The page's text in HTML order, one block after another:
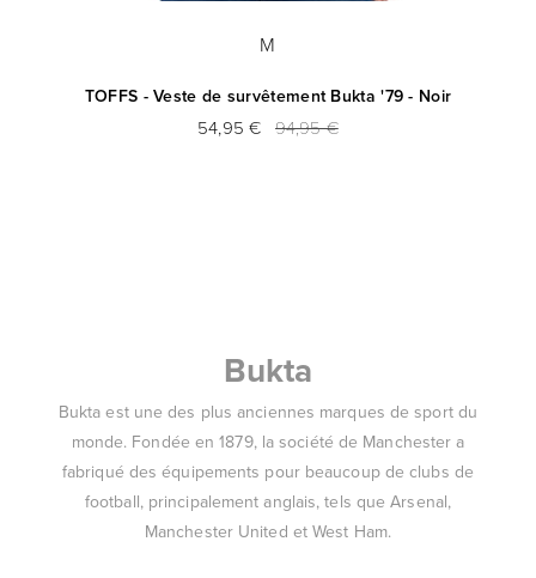
M
TOFFS - Veste de survêtement Bukta '79 - Noir
54,95 € 94,95 €
Bukta
Bukta est une des plus anciennes marques de sport du
monde. Fondée en 1879, la société de Manchester a
fabriqué des équipements pour beaucoup de clubs de
football, principalement anglais, tels que Arsenal,
Manchester United et West Ham.